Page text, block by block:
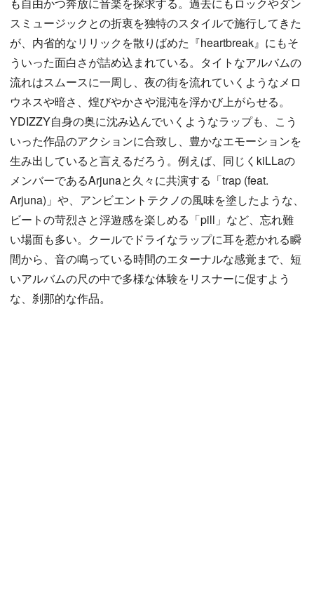
スミュージックとの折衷を独特のスタイルで施行してきた
が、内省的なリリックを散りばめた『heartbreak』にもそ
ういった面白さが詰め込まれている。タイトなアルバムの
流れはスムースに一周し、夜の街を流れていくようなメロ
ウネスや暗さ、煌びやかさや混沌を浮かび上がらせる。
YDIZZY自身の奥に沈み込んでいくようなラップも、こう
いった作品のアクションに合致し、豊かなエモーションを
生み出していると言えるだろう。例えば、同じくkiLLaの
メンバーであるArjunaと久々に共演する「trap (feat.
Arjuna)」や、アンビエントテクノの風味を塗したような、
ビートの苛烈さと浮遊感を楽しめる「pill」など、忘れ難
い場面も多い。クールでドライなラップに耳を惹かれる瞬
間から、音の鳴っている時間のエターナルな感覚まで、短
いアルバムの尺の中で多様な体験をリスナーに促すよう
な、刹那的な作品。